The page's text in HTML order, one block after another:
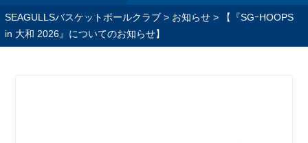
SEAGULLSバスケットボールクラブ> お知らせ>
【『SGｰHOOPS
in 大和 2026』についてのお知らせ】